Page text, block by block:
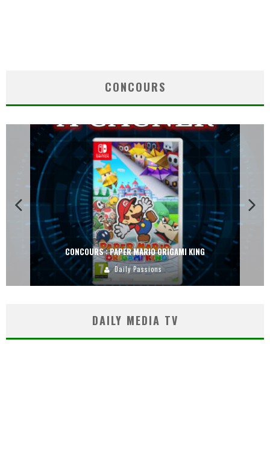
CONCOURS
CONCOURS : PAPER MARIO ORIGAMI KING
Daily Passions
DAILY MEDIA TV